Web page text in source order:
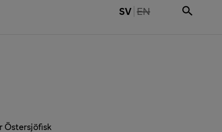
SV THE PAGE IS NOT
EN
Östersjöfisk